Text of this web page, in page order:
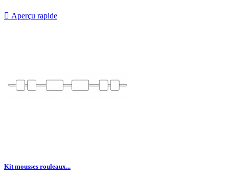
 Aperçu rapide
Kit mousses rouleaux...